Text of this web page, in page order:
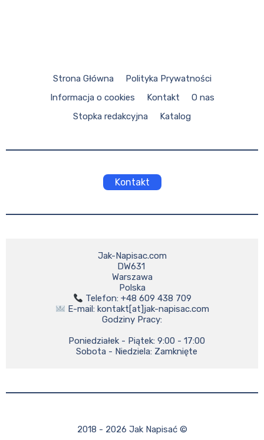
Strona Główna
Polityka Prywatności
Informacja o cookies
Kontakt
O nas
Stopka redakcyjna
Katalog
Kontakt
Jak-Napisac.com
DW631
Warszawa
E-mail: kontakt[at]jak-napisac.com
Godziny Pracy:
    Sobota - Niedziela: Zamknięte
2018 - 2026 Jak Napisać ©